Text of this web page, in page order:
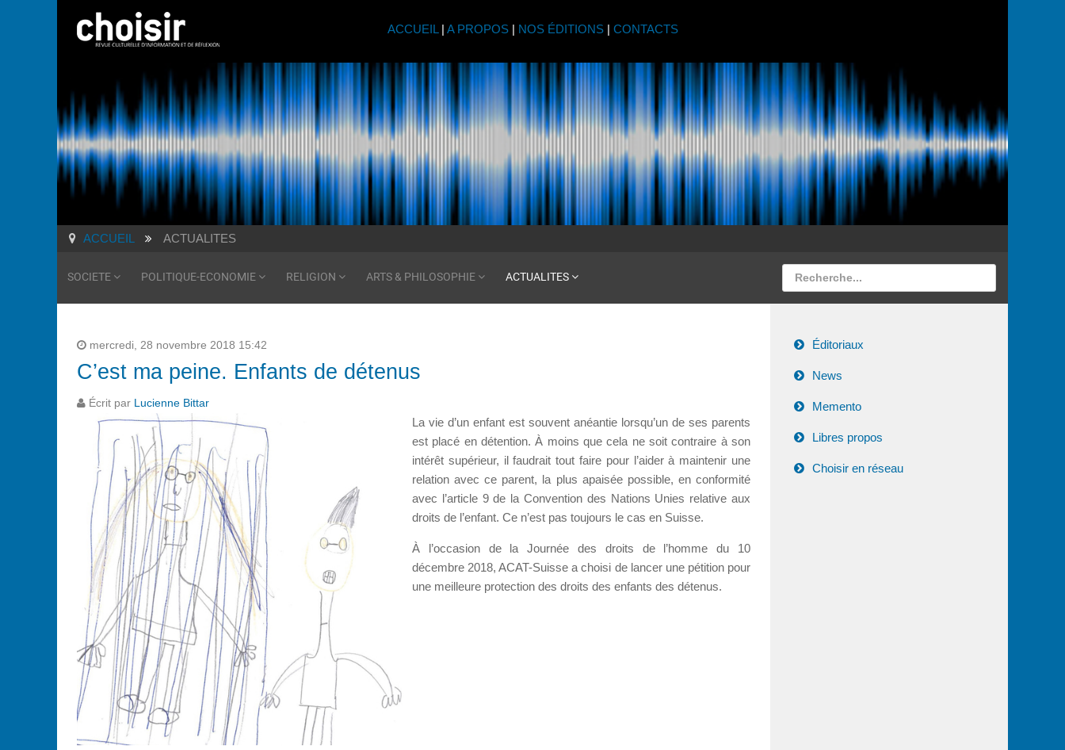
ACCUEIL | A PROPOS| NOS ÉDITIONS| CONTACTS
ACCUEIL ACTUALITES
SOCIETE POLITIQUE-ECONOMIE RELIGION ARTS & PHILOSOPHIE ACTUALITES
mercredi, 28 novembre 2018 15:42
C’est ma peine. Enfants de détenus
Écrit par Lucienne Bittar
La vie d’un enfant est souvent anéantie lorsqu’un de ses parents
est placé en détention. À moins que cela ne soit contraire à son
intérêt supérieur, il faudrait tout faire pour l’aider à maintenir une
relation avec ce parent, la plus apaisée possible, en conformité
avec l’article 9 de la Convention des Nations Unies relative aux
droits de l’enfant. Ce n’est pas toujours le cas en Suisse.
À l’occasion de la Journée des droits de l’homme du 10
décembre 2018, ACAT-Suisse a choisi de lancer une pétition pour
une meilleure protection des droits des enfants des détenus.
Éditoriaux
News
Memento
Libres propos
Choisir en réseau